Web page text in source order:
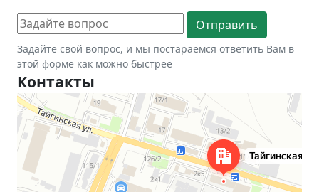
Задайте свой вопрос, и мы постараемся ответить Вам в
этой форме как можно быстрее
Контакты
Новосибирск
Тайгинская улица, 2 на карте Новосибирска — Яндекс Карты